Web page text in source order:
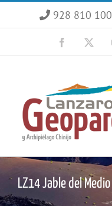
928 810 100
Facebook
LZ14 Jable del Medio